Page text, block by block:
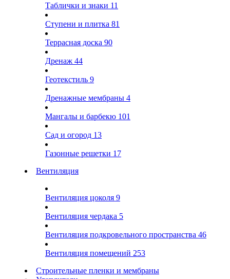
Таблички и знаки 11
Ступени и плитка 81
Террасная доска 90
Дренаж 44
Геотекстиль 9
Дренажные мембраны 4
Мангалы и барбекю 101
Сад и огород 13
Газонные решетки 17
Вентиляция
Вентиляция цоколя 9
Вентиляция чердака 5
Вентиляция подкровельного пространства 46
Вентиляция помещений 253
Строительные пленки и мембраны